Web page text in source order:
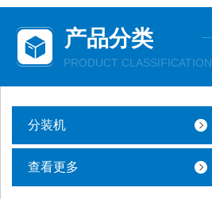
产品分类
PRODUCT CLASSIFICATION
分装机
查看更多